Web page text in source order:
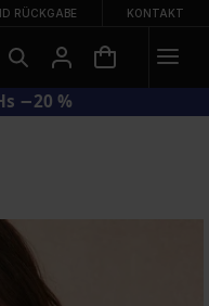
RÜCKGABE KONTAKT
−20 %